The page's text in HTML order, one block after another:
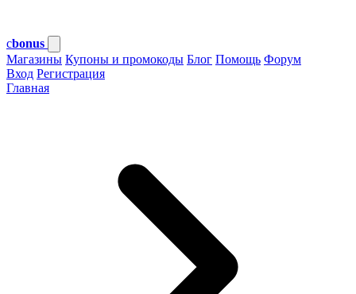
cbonus
Магазины Купоны и промокоды Блог Помощь Форум
Вход Регистрация
Главная